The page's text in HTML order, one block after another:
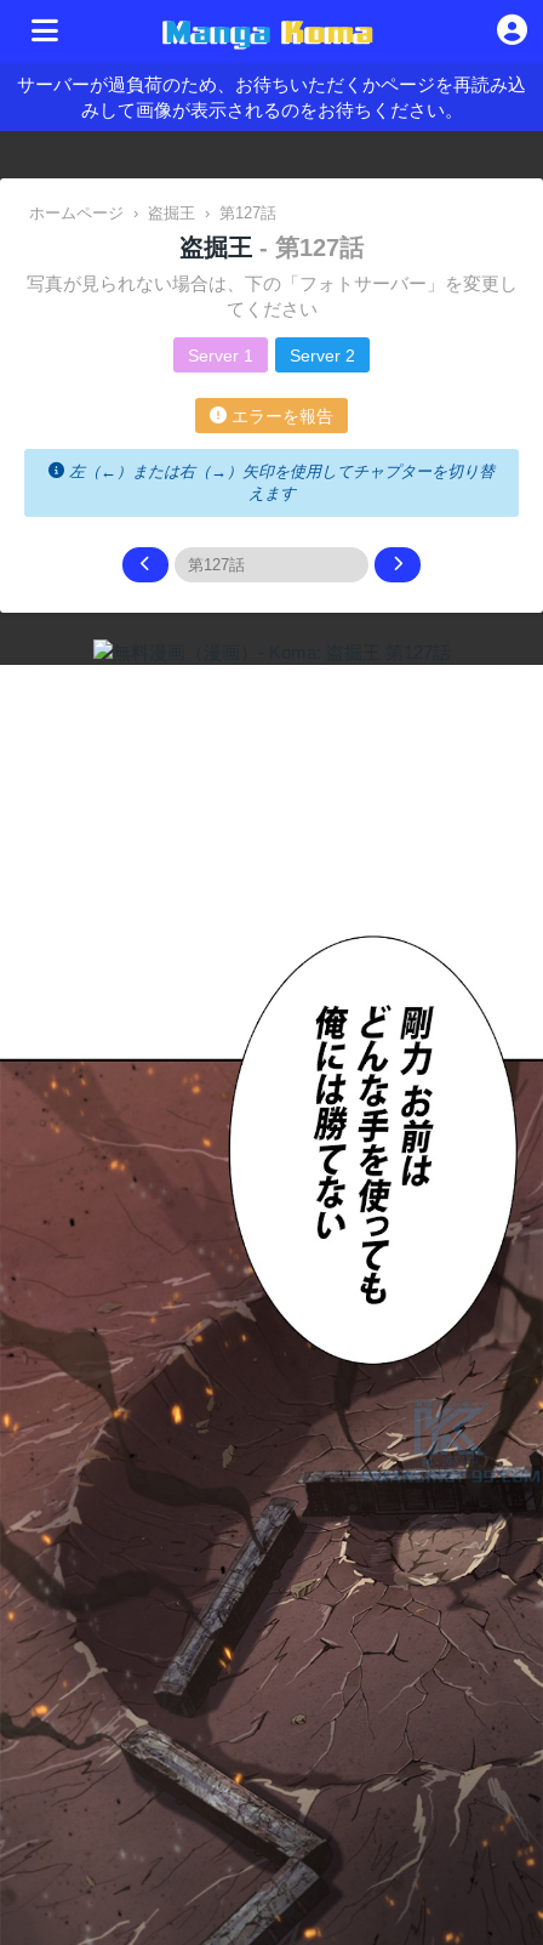
サーバーが過負荷のため、お待ちいただくかページを再読み込
みして画像が表示されるのをお待ちください。
ホームページ › 盗掘王 › 第127話
盗掘王 - 第127話
写真が見られない場合は、下の「フォトサーバー」を変更し
てください
Server 1 Server 2
エラーを報告
左（←）または右（→）矢印を使用してチャプターを切り替
えます